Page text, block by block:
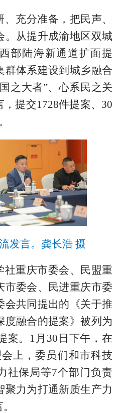
充分准备，把民声、
。从提升成渝地区双城
部陆海新通道扩面提
群体系建设到城乡融合
之大者”、心系民之关
提交1728件提案、30
发言。龚长浩 摄
社重庆市委会、民盟重
市委会、民进重庆市委
会共同提出的《关于推
度融合的提案》被列为
案。1月30日下午，在
上，委员们和市科技
社保局等7个部门负责
聚力为打通新质生产力